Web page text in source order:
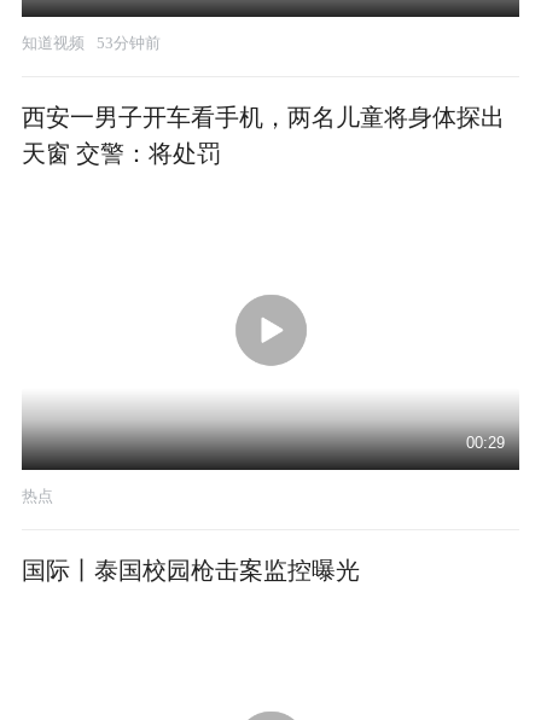
知道视频 53分钟前
西安一男子开车看手机，两名儿童将身体探出
天窗 交警：将处罚
00:29
热点
国际丨泰国校园枪击案监控曝光